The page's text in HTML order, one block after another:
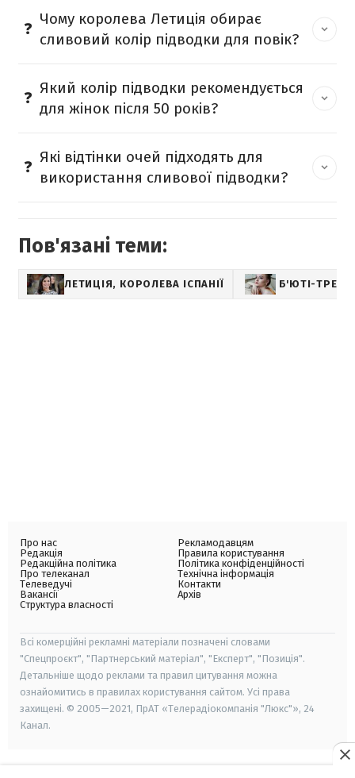
Чому королева Летиція обирає
сливовий колір підводки для повік?
Який колір підводки рекомендується
для жінок після 50 років?
Які відтінки очей підходять для
використання сливової підводки?
Пов'язані теми:
ЛЕТИЦІЯ, КОРОЛЕВА ІСПАНІЇ Б'ЮТІ-
Про нас
Редакція
Редакційна політика
Про телеканал
Телеведучі
Вакансії
Структура власності
Рекламодавцям
Правила користування
Політика конфіденційності
Технічна інформація
Контакти
Архів
Всі комерційні рекламні матеріали позначені словами
"Спецпроєкт", "Партнерський матеріал", "Експерт", "Позиція".
Детальніше щодо реклами та правил цитування можна
ознайомитись в правилах користування сайтом. Усі права
захищені. © 2005—2021, ПрАТ «Телерадіокомпанія "Люкс"», 24
Канал.